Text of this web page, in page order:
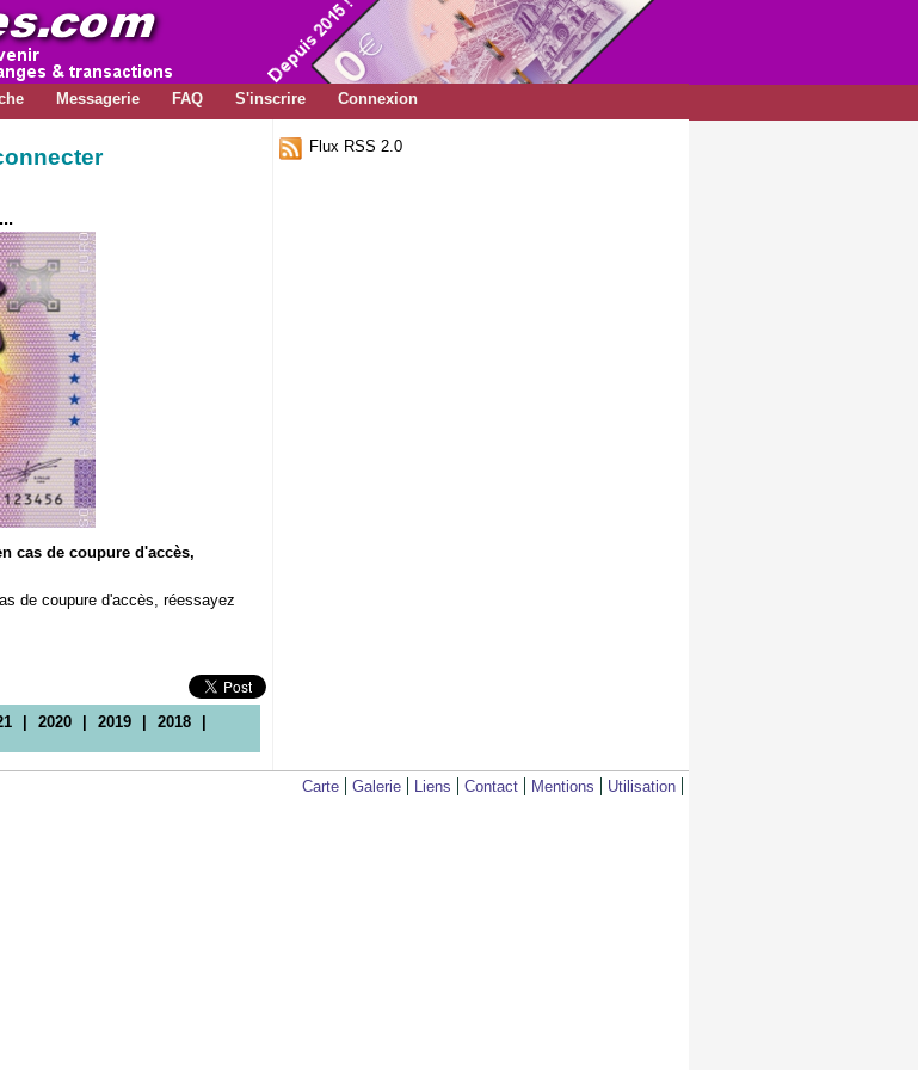
Messagerie FAQ S'inscrire Connexion
cas de coupure d'accès,
de coupure d'accès, réessayez
2020 2019 2018
Flux RSS 2.0
Carte Galerie Liens Contact Mentions Utilisation